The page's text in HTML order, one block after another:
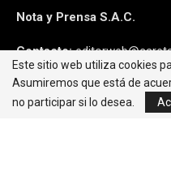
Nota y Prensa S.A.C.
Contacto:
Síguenos:
Este sitio web utiliza cookies
Asumiremos que está de
no participar si lo desea.